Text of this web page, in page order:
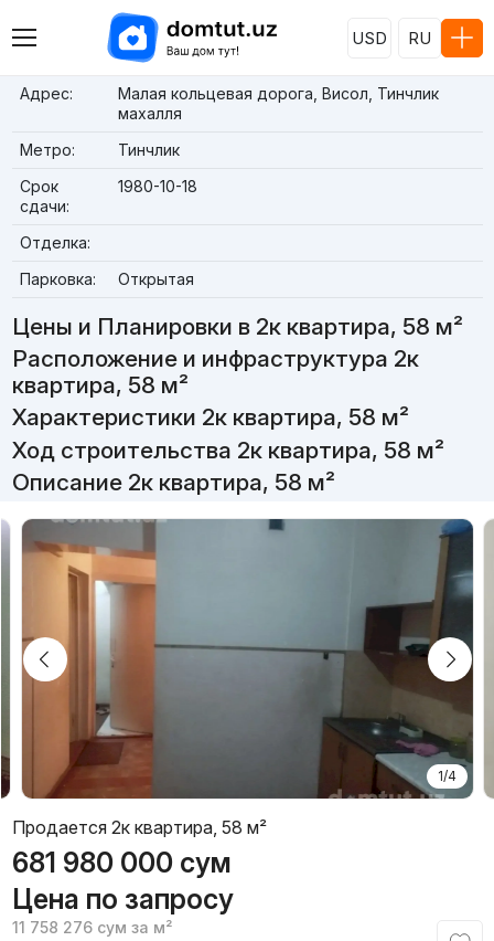
USD RU
Адрес:
Малая кольцевая дорога, Висол, Тинчлик
махалля
Метро:
Тинчлик
Срок
сдачи:
1980-10-18
Отделка:
Парковка:
Открытая
Цены и Планировки в 2к квартира, 58 м²
Расположение и инфраструктура 2к
квартира, 58 м²
Характеристики 2к квартира, 58 м²
Ход строительства 2к квартира, 58 м²
Описание 2к квартира, 58 м²
1/4
Продается 2к квартира, 58 м²
681 980 000 сум
Цена по запросу
11 758 276 сум за м²